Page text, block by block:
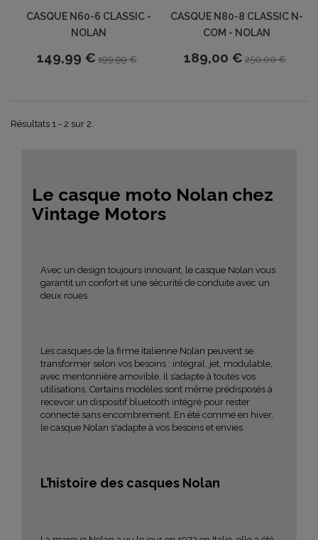
CASQUE N60-6 CLASSIC -
NOLAN
149,99 € 199,99 €
CASQUE N80-8 CLASSIC N-
COM - NOLAN
189,00 € 250,00 €
Résultats 1 - 2 sur 2.
Le casque moto Nolan chez
Vintage Motors
Avec un design toujours innovant, le casque Nolan vous
garantit un confort et une sécurité de conduite avec un
deux roues.
Les casques de la firme italienne Nolan peuvent se
transformer selon vos besoins : intégral, jet, modulable,
avec mentonnière amovible, il s’adapte à toutes vos
utilisations. Certains modèles sont même prédisposés à
recevoir un dispositif bluetooth intégré pour rester
connecté sans encombrement. En été comme en hiver,
le casque Nolan s'adapte à vos besoins et envies.
L’histoire des casques Nolan